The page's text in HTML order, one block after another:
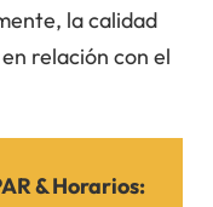
la calidad
relación con el
& Horarios: